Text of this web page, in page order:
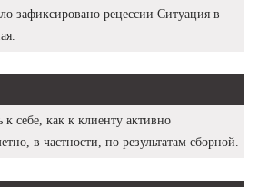
зафиксировано рецессии Ситуация в
к себе, как к клиенту активно
в частности, по результатам сборной.